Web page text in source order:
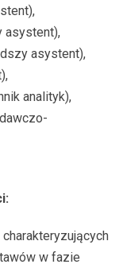
asystent),
asystent),
analityk),
w fazie